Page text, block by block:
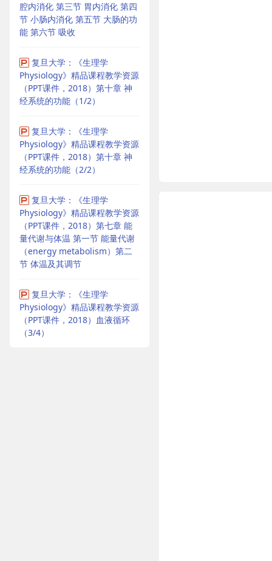
腔内消化 第三节 胃内消化 第四
节 小肠内消化 第五节 大肠的功
能 第六节 吸收
复旦大学：《生理学
Physiology》精品课程教学资源
（PPT课件，2018）第十章 神
经系统的功能（1/2）
复旦大学：《生理学
Physiology》精品课程教学资源
（PPT课件，2018）第十章 神
经系统的功能（2/2）
复旦大学：《生理学
Physiology》精品课程教学资源
（PPT课件，2018）第七章 能
量代谢与体温 第一节 能量代谢
（energy metabolism）第二
节 体温及其调节
复旦大学：《生理学
Physiology》精品课程教学资源
（PPT课件，2018）血液循环
（3/4）